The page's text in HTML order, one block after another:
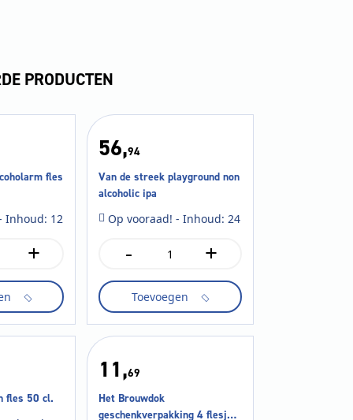
PRODUCTEN
fles
Inhoud: 12
+
56,94
Van de streek playground non
alcoholic ipa
Op vooraad! - Inhoud: 24
-
Van
streek
playground
non
alcoholic
+
Toevoegen
fles 50 cl.
11,69
Het Brouwdok
geschenkverpakking 4 flesjes